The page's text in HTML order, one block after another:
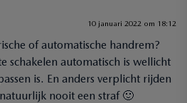
10 januari 2022 om 18:12
of automatische handrem?
schakelen automatisch is wellicht
is. En anders verplicht rijden
nooit een straf 🙂